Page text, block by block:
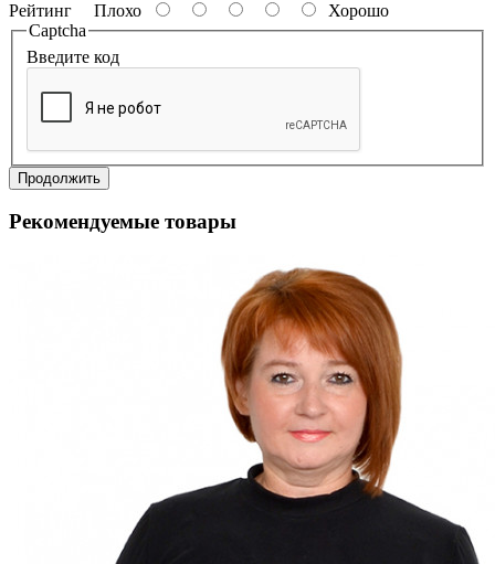
Рейтинг Плохо
Хорошо
Captcha
Введите код
Продолжить
Рекомендуемые товары